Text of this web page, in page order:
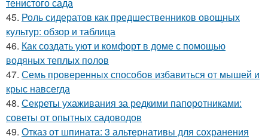
45. Роль сидератов как предшественников овощных
культур: обзор и таблица
46. Как создать уют и комфорт в доме с помощью
водяных теплых полов
47. Семь проверенных способов избавиться от мышей и
крыс навсегда
48. Секреты ухаживания за редкими папоротниками:
советы от опытных садоводов
49. Отказ от шпината: 3 альтернативы для сохранения